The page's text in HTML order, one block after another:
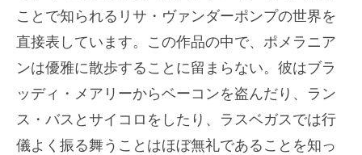
ことで知られるリサ・ヴァンダーポンプの世界を
直接表しています。この作品の中で、ポメラニア
ンは優雅に散歩することに留まらない。彼はブラ
ッディ・メアリーからベーコンを盗んだり、ラン
ス・バスとサイコロをしたり、ラスベガスでは行
儀よく振る舞うことはほぼ無礼であることを知っ